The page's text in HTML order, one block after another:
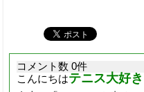
コメント数 0件
こんにちはテニス大好き